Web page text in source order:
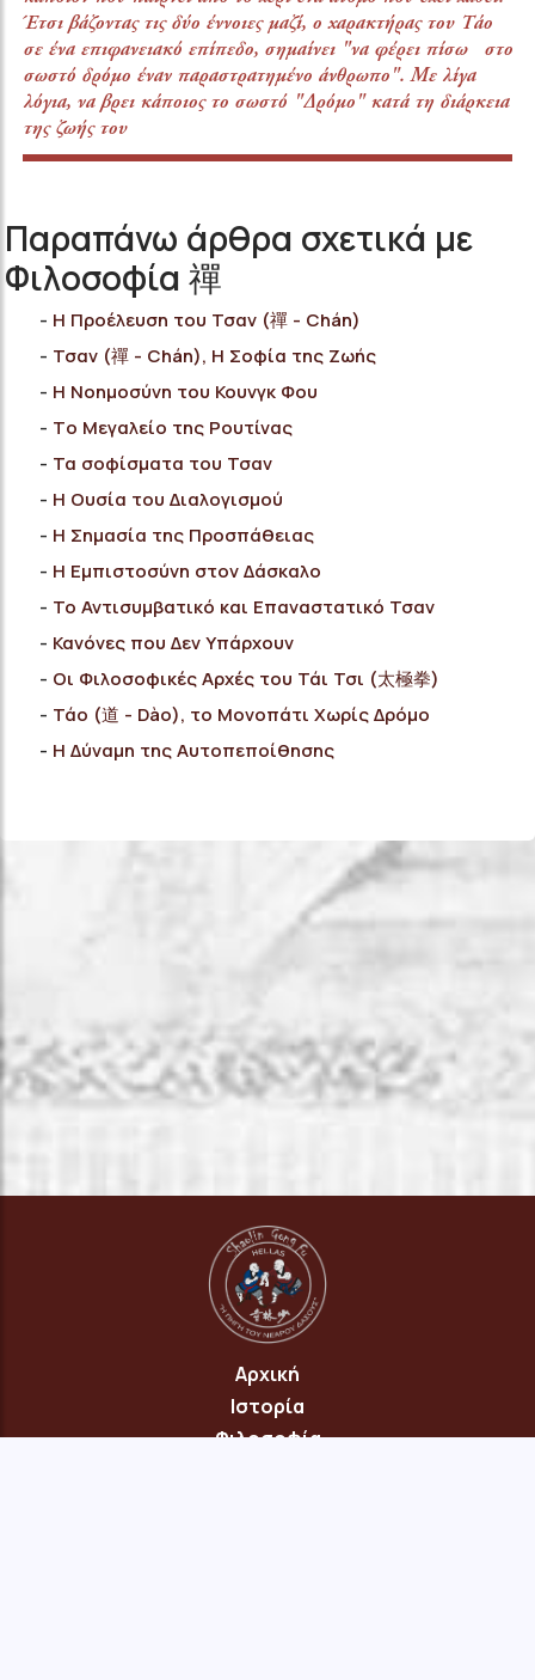
Έτσι βάζοντας τις δύο έννοιες μαζί, ο χαρακτήρας του Τάο
σε ένα επιφανειακό επίπεδο, σημαίνει "να φέρει πίσω στο
σωστό δρόμο έναν παραστρατημένο άνθρωπο". Με λίγα
λόγια, να βρει κάποιος το σωστό "Δρόμο" κατά τη διάρκεια
της ζωής του
Παραπάνω άρθρα σχετικά με
Φιλοσοφία 禪
Η Προέλευση του Τσαν (禪 - Chán)
Τσαν (禪 - Chán), Η Σοφία της Ζωής
H Νοημοσύνη του Κουνγκ Φου
Tο Μεγαλείο της Ρουτίνας
Τα σοφίσματα του Τσαν
H Ουσία του Διαλογισμού
H Σημασία της Προσπάθειας
Η Εμπιστοσύνη στον Δάσκαλο
Το Αντισυμβατικό και Επαναστατικό Τσαν
Κανόνες που Δεν Υπάρχουν
Οι Φιλοσοφικές Αρχές του Τάι Τσι (太極拳)
Τάο (道 - Dào), το Μονοπάτι Χωρίς Δρόμο
Η Δύναμη της Αυτοπεποίθησης
Αρχική
Ιστορία
Φιλοσοφία